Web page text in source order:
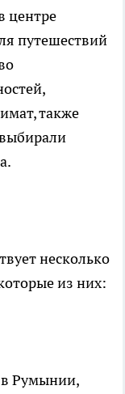
центре
путешествий
также
несколько
из них:
в Румынии,